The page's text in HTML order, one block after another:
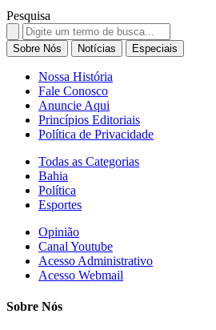
Pesquisa
Search
for:
Sobre Nós Notícias Especiais
Nossa História
Fale Conosco
Anuncie Aqui
Princípios Editoriais
Política de Privacidade
Todas as Categorias
Bahia
Política
Esportes
Opinião
Canal Youtube
Acesso Administrativo
Acesso Webmail
Sobre Nós